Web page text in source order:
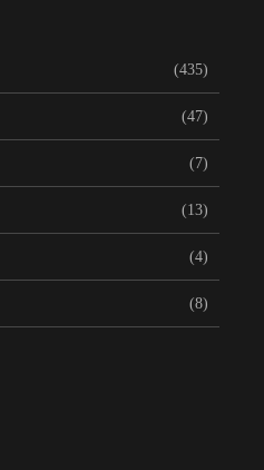
(435)
(47)
(7)
(13)
(4)
(8)